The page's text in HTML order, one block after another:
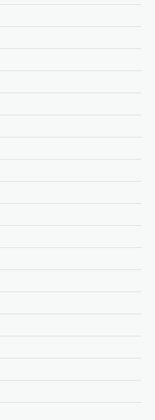
ജെൻ
കൂടുതൽ
വിദ്യാഭ്യാസ
വേണം:
മുതിർന്ന
തുറന്ന മനസും ‘ജെൻ
നിർദേശം;
അനുഭവപ്പെടുന്ന
ചൂടിനിടെ